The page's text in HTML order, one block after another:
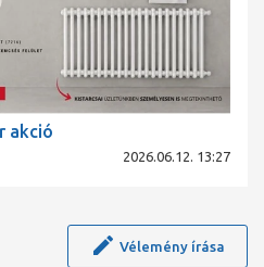
akció
2026.06.12. 13:27
Vélemény írása